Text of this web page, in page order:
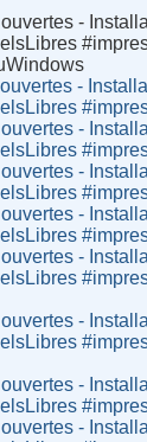
-
-
-
-
-
-
-
-
-